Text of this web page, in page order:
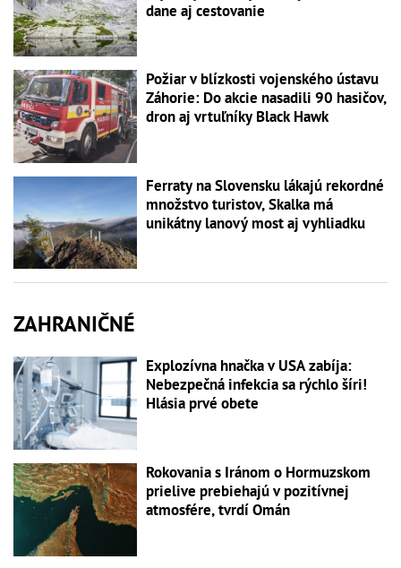
dane aj cestovanie
Požiar v blízkosti vojenského ústavu
Záhorie: Do akcie nasadili 90 hasičov,
dron aj vrtuľníky Black Hawk
Ferraty na Slovensku lákajú rekordné
množstvo turistov, Skalka má
unikátny lanový most aj vyhliadku
ZAHRANIČNÉ
Explozívna hnačka v USA zabíja:
Nebezpečná infekcia sa rýchlo šíri!
Hlásia prvé obete
Rokovania s Iránom o Hormuzskom
prielive prebiehajú v pozitívnej
atmosfére, tvrdí Omán